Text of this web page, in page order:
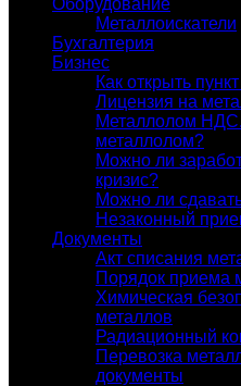
Оборудование
Металлоискатели
Бухгалтерия
Бизнес
Как открыть
Лицензия на
Металлолом
металлолом?
Можно ли
кризис?
Можно ли
Незаконный
Документы
Акт списания
Порядок приема
Химическая
металлов
Радиационный
Перевозка
документы